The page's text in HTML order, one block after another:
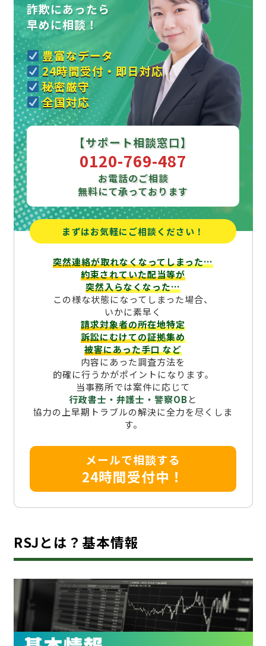
詐欺にあったら
早めに相談！
豊富なデータ
24時間受付・即日対応
秘密厳守
全国対応
【サポート相談窓口】
0120-769-487
お電話のご相談
無料にて承っております
まずはお気軽にご相談ください！
突然連絡が取れなくなってしまった…
約束されていた配当等が
突然入らなくなった…
この様な状態になってしまった場合、
いかに素早く
請求対象者の所在地特定
訴訟にむけての証拠集め
被害にあった手口など
内容にあった調査方法を
的確に行うかがポイントになります。
当事務所では案件に応じて
行政書士・弁護士・警察OBと
協力の上早期トラブルの解決に全力を尽くしま
す。
メールで相談する
24時間受付中！
RSJとは？基本情報